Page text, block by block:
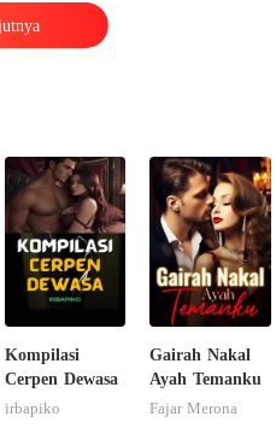
Kompilasi
Cerpen Dewasa
irbapiko
Gairah Nakal
Ayah Temanku
Fajar Merona